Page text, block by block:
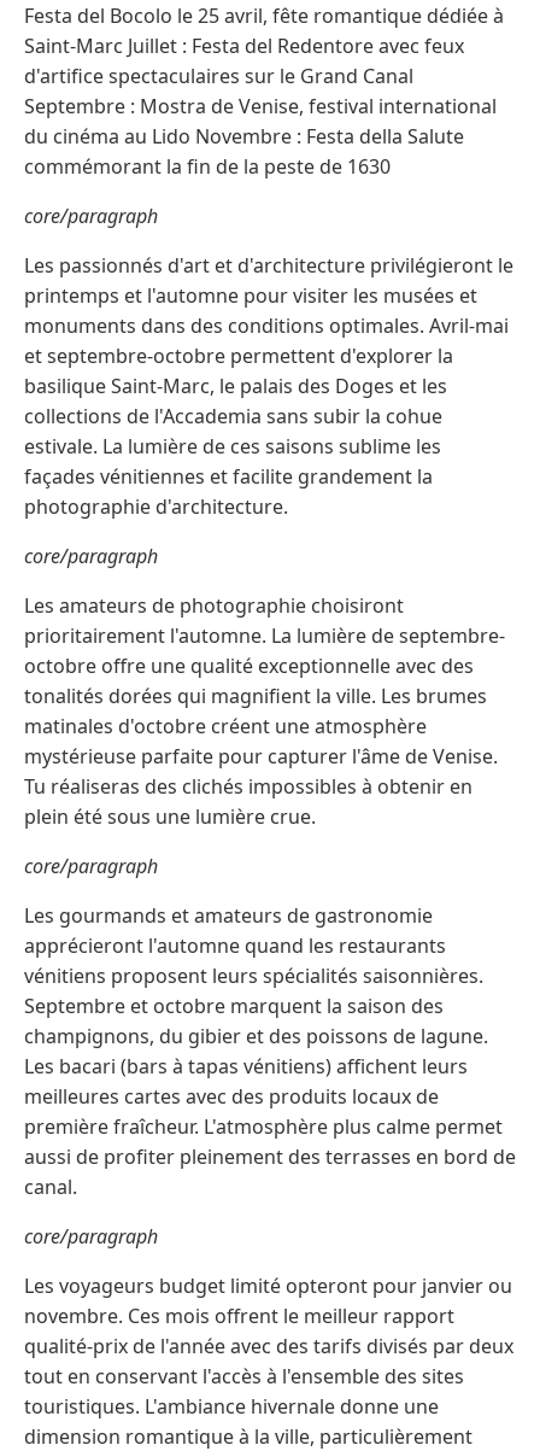
Festa del Bocolo le 25 avril, fête romantique dédiée à
Saint-Marc Juillet : Festa del Redentore avec feux
d'artifice spectaculaires sur le Grand Canal
Septembre : Mostra de Venise, festival international
du cinéma au Lido Novembre : Festa della Salute
commémorant la fin de la peste de 1630
core/paragraph
Les passionnés d'art et d'architecture privilégieront le
printemps et l'automne pour visiter les musées et
monuments dans des conditions optimales. Avril-mai
et septembre-octobre permettent d'explorer la
basilique Saint-Marc, le palais des Doges et les
collections de l'Accademia sans subir la cohue
estivale. La lumière de ces saisons sublime les
façades vénitiennes et facilite grandement la
photographie d'architecture.
core/paragraph
Les amateurs de photographie choisiront
prioritairement l'automne. La lumière de septembre-
octobre offre une qualité exceptionnelle avec des
tonalités dorées qui magnifient la ville. Les brumes
matinales d'octobre créent une atmosphère
mystérieuse parfaite pour capturer l'âme de Venise.
Tu réaliseras des clichés impossibles à obtenir en
plein été sous une lumière crue.
core/paragraph
Les gourmands et amateurs de gastronomie
apprécieront l'automne quand les restaurants
vénitiens proposent leurs spécialités saisonnières.
Septembre et octobre marquent la saison des
champignons, du gibier et des poissons de lagune.
Les bacari (bars à tapas vénitiens) affichent leurs
meilleures cartes avec des produits locaux de
première fraîcheur. L'atmosphère plus calme permet
aussi de profiter pleinement des terrasses en bord de
canal.
core/paragraph
Les voyageurs budget limité opteront pour janvier ou
novembre. Ces mois offrent le meilleur rapport
qualité-prix de l'année avec des tarifs divisés par deux
tout en conservant l'accès à l'ensemble des sites
touristiques. L'ambiance hivernale donne une
dimension romantique à la ville, particulièrement